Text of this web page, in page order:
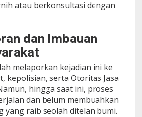
atau berkonsultasi dengan
dan Imbauan
melaporkan kejadian ini ke
kepolisian, serta Otoritas Jasa
hingga saat ini, proses
dan belum membuahkan
yang raib seolah ditelan bumi.